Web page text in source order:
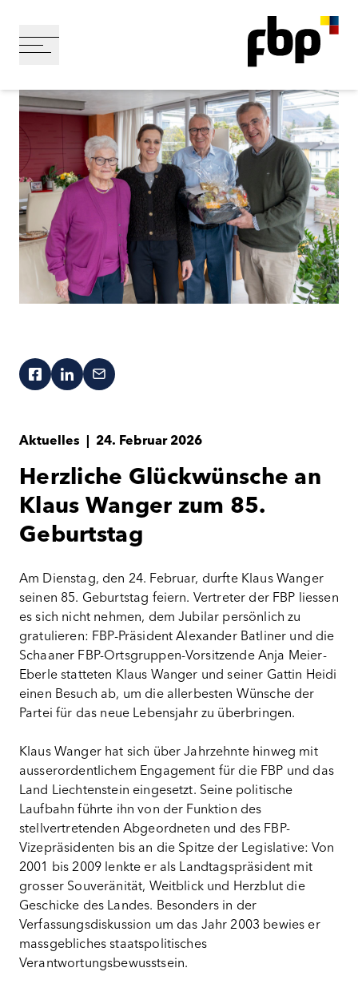
Aktuelles 24. Februar 2026
Herzliche Glückwünsche an
Klaus Wanger zum 85.
Geburtstag
Am Dienstag, den 24. Februar, durfte Klaus Wanger
seinen 85. Geburtstag feiern. Vertreter der FBP liessen
es sich nicht nehmen, dem Jubilar persönlich zu
gratulieren: FBP-Präsident Alexander Batliner und die
Schaaner FBP-Ortsgruppen-Vorsitzende Anja Meier-
Eberle statteten Klaus Wanger und seiner Gattin Heidi
einen Besuch ab, um die allerbesten Wünsche der
Partei für das neue Lebensjahr zu überbringen.
Klaus Wanger hat sich über Jahrzehnte hinweg mit
ausserordentlichem Engagement für die FBP und das
Land Liechtenstein eingesetzt. Seine politische
Laufbahn führte ihn von der Funktion des
stellvertretenden Abgeordneten und des FBP-
Vizepräsidenten bis an die Spitze der Legislative: Von
2001 bis 2009 lenkte er als Landtagspräsident mit
grosser Souveränität, Weitblick und Herzblut die
Geschicke des Landes. Besonders in der
Verfassungsdiskussion um das Jahr 2003 bewies er
massgebliches staatspolitisches
Verantwortungsbewusstsein.